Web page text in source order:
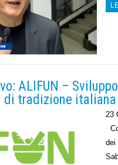
ALIFUN –
tradizione italiana
23
dei